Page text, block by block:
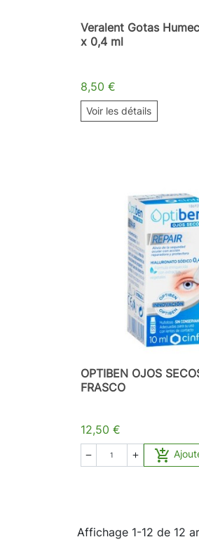
Veralent Gotas
x 0,4 ml
8,50 €
Voir les détails
OPTIBEN OJOS
FRASCO
12,50 €
  
Affichage 1-12 de 12